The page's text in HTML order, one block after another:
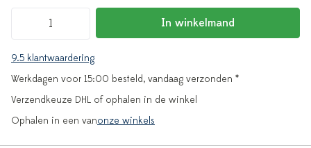
In winkelmand
9.5 klantwaardering
Werkdagen voor 15:00 besteld, vandaag verzonden *
Verzendkeuze DHL of ophalen in de winkel
Ophalen in een vanonze winkels